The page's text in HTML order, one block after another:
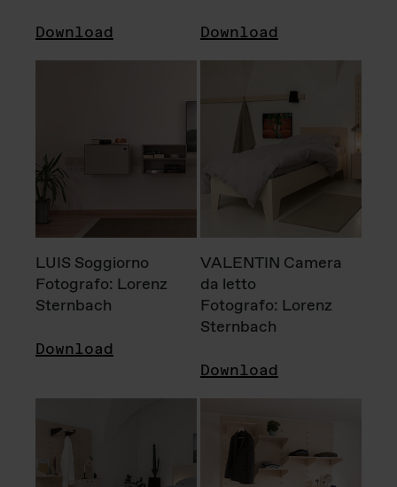
Download Download
LUIS Soggiorno
Fotografo: Lorenz
Sternbach
Download
VALENTIN Camera
da letto
Fotografo: Lorenz
Sternbach
Download